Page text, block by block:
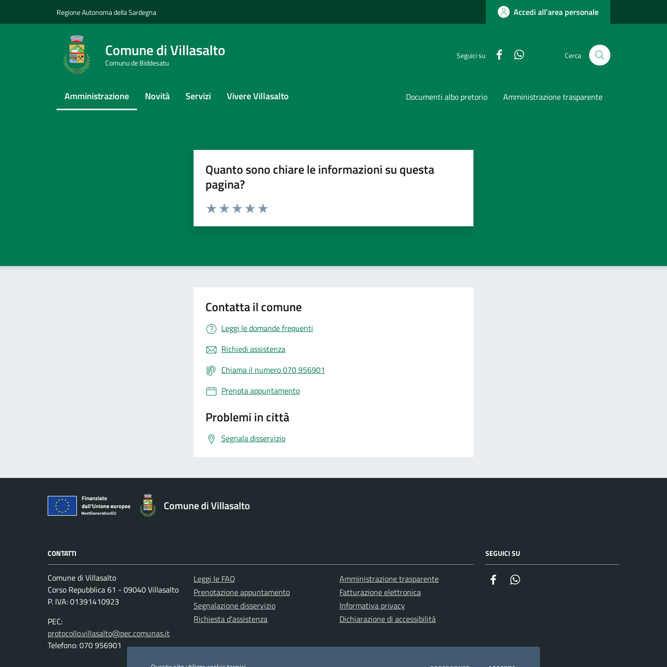
Regione Autonoma della Sardegna Accedi all'area personale
Comune di Villasalto
Comunu de Biddesatu
Seguici su Facebook Cerca
Amministrazione Novità Servizi Vivere Villasalto Documenti albo pretorio Amministrazione trasparente
Quanto sono chiare le informazioni su questa
pagina?
Valuta da 1 a 5 stelle la pagina
Contatta il comune
Leggi le domande frequenti
Richiedi assistenza
Chiama il numero 070 956901
Prenota appuntamento
Problemi in città
Segnala disservizio
Comune di Villasalto
CONTATTI
Comune di Villasalto
Corso Repubblica 61 - 09040 Villasalto
P. IVA: 01391410923
PEC:
protocollo.villasalto@pec.comunas.it
Telefono: 070 956901
Leggi le FAQ
Prenotazione appuntamento
Segnalazione disservizio
Richiesta d'assistenza
Amministrazione trasparente
Fatturazione elettronica
Informativa privacy
Dichiarazione di accessibilità
SEGUICI SU
Facebook